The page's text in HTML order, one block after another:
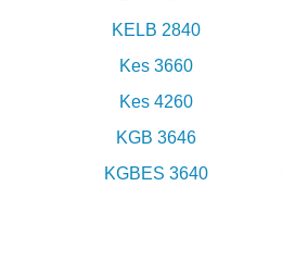
KELB 2840
Kes 3660
Kes 4260
KGB 3646
KGBES 3640